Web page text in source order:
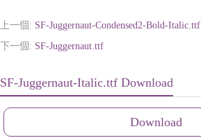
上一個: SF-Juggernaut-Condensed2-Bold-Italic.ttf
下一個: SF-Juggernaut.ttf
SF-Juggernaut-Italic.ttf Download
Download